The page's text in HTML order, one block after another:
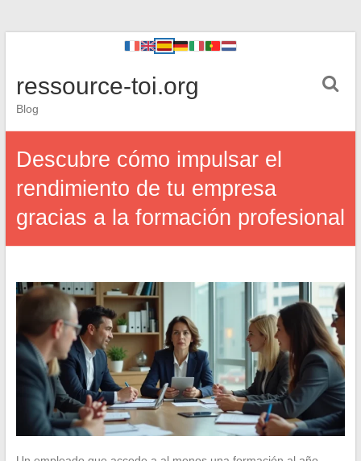
ressource-toi.org
Blog
Descubre cómo impulsar el
rendimiento de tu empresa
gracias a la formación profesional